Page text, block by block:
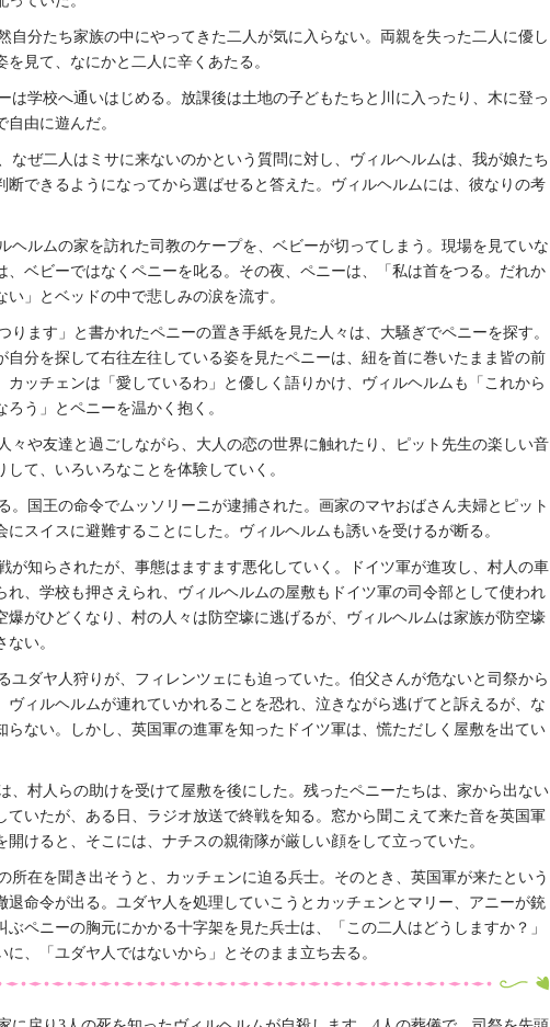
自分たち家族の中にやってきた二人が気に入らない。両親を失った二人に優し
を見て、なにかと二人に辛くあたる。
は学校へ通いはじめる。放課後は土地の子どもたちと川に入ったり、木に登っ
由に遊んだ。
なぜ二人はミサに来ないのかという質問に対し、ヴィルヘルムは、我が娘たち
断できるようになってから選ばせると答えた。ヴィルヘルムには、彼なりの考
ヘルムの家を訪れた司教のケープを、ベビーが切ってしまう。現場を見ていな
、ベビーではなくペニーを叱る。その夜、ペニーは、「私は首をつる。だれか
い」とベッドの中で悲しみの涙を流す。
ります」と書かれたペニーの置き手紙を見た人々は、大騒ぎでペニーを探す。
自分を探して右往左往している姿を見たペニーは、紐を首に巻いたまま皆の前
カッチェンは「愛しているわ」と優しく語りかけ、ヴィルヘルムも「これから
ろう」とペニーを温かく抱く。
々や友達と過ごしながら、大人の恋の世界に触れたり、ピット先生の楽しい音
して、いろいろなことを体験していく。
。国王の命令でムッソリーニが逮捕された。画家のマヤおばさん夫婦とピット
にスイスに避難することにした。ヴィルヘルムも誘いを受けるが断る。
が知らされたが、事態はますます悪化していく。ドイツ軍が進攻し、村人の車
れ、学校も押さえられ、ヴィルヘルムの屋敷もドイツ軍の司令部として使われ
爆がひどくなり、村の人々は防空壕に逃げるが、ヴィルヘルムは家族が防空壕
い。
ユダヤ人狩りが、フィレンツェにも迫っていた。伯父さんが危ないと司祭から
ヴィルヘルムが連れていかれることを恐れ、泣きながら逃げてと訴えるが、な
らない。しかし、英国軍の進軍を知ったドイツ軍は、慌ただしく屋敷を出てい
、村人らの助けを受けて屋敷を後にした。残ったペニーたちは、家から出ない
ていたが、ある日、ラジオ放送で終戦を知る。窓から聞こえて来た音を英国軍
開けると、そこには、ナチスの親衛隊が厳しい顔をして立っていた。
所在を聞き出そうと、カッチェンに迫る兵士。そのとき、英国軍が来たという
退命令が出る。ユダヤ人を処理していこうとカッチェンとマリー、アニーが銃
ぶペニーの胸元にかかる十字架を見た兵士は、「この二人はどうしますか？」
に、「ユダヤ人ではないから」とそのまま立ち去る。